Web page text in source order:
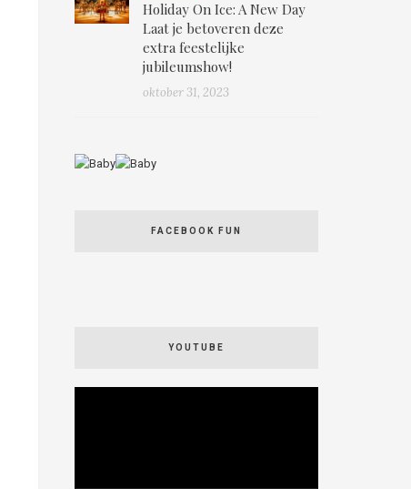
Holiday On Ice: A New Day
Laat je betoveren deze
extra feestelijke
jubileumshow!
oktober 31, 2023
FACEBOOK FUN
YOUTUBE